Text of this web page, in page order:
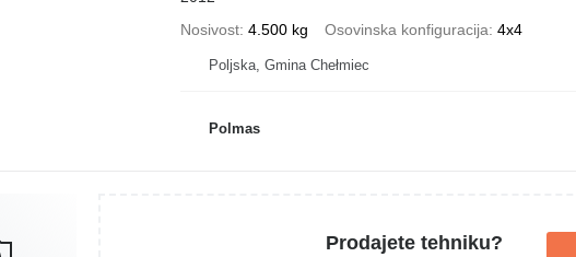
Nosivost 4.500 kg Osovinska konfiguracija 4x4
Poljska, Gmina Chełmiec
Polmas
Prodajete tehniku?